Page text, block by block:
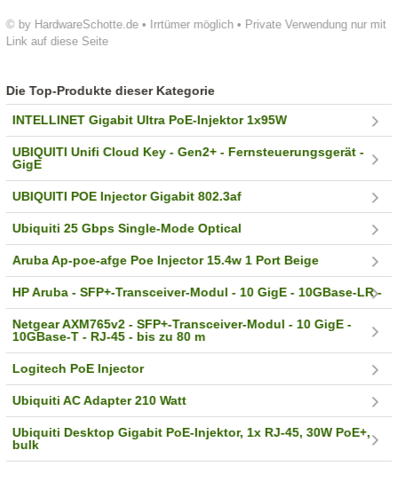
© by HardwareSchotte.de • Irrtümer möglich • Private Verwendung nur mit
Link auf diese Seite
Die Top-Produkte dieser Kategorie
INTELLINET Gigabit Ultra PoE-Injektor 1x95W
UBIQUITI Unifi Cloud Key - Gen2+ - Fernsteuerungsgerät -
GigE
UBIQUITI POE Injector Gigabit 802.3af
Ubiquiti 25 Gbps Single-Mode Optical
Aruba Ap-poe-afge Poe Injector 15.4w 1 Port Beige
HP Aruba - SFP+-Transceiver-Modul - 10 GigE - 10GBase-LR -
Netgear AXM765v2 - SFP+-Transceiver-Modul - 10 GigE -
10GBase-T - RJ-45 - bis zu 80 m
Logitech PoE Injector
Ubiquiti AC Adapter 210 Watt
Ubiquiti Desktop Gigabit PoE-Injektor, 1x RJ-45, 30W PoE+,
bulk